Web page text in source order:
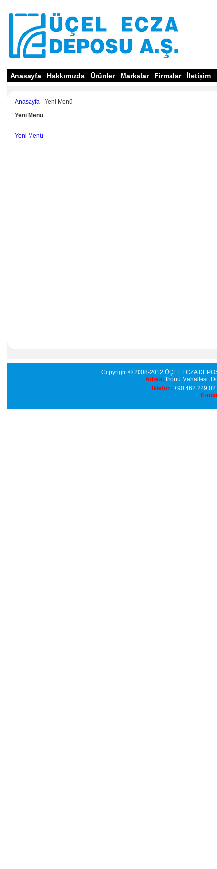
Anasayfa Hakkımızda Ürünler Markalar Firmalar İletişim
Anasayfa- Yeni Menü
Yeni Menü
Yeni Menü
Copyright © 2008-2012 ÜÇEL ECZA
Adres: İnönü Mahallesi
Telefon: +90 462 229
E-